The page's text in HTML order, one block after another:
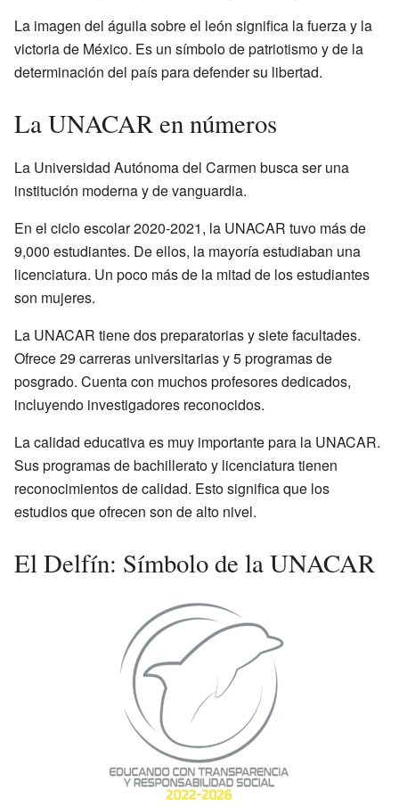
La imagen del águila sobre el león significa la fuerza y la
victoria de México. Es un símbolo de patriotismo y de la
determinación del país para defender su libertad.
La UNACAR en números
La Universidad Autónoma del Carmen busca ser una
institución moderna y de vanguardia.
En el ciclo escolar 2020-2021, la UNACAR tuvo más de
9,000 estudiantes. De ellos, la mayoría estudiaban una
licenciatura. Un poco más de la mitad de los estudiantes
son mujeres.
La UNACAR tiene dos preparatorias y siete facultades.
Ofrece 29 carreras universitarias y 5 programas de
posgrado. Cuenta con muchos profesores dedicados,
incluyendo investigadores reconocidos.
La calidad educativa es muy importante para la UNACAR.
Sus programas de bachillerato y licenciatura tienen
reconocimientos de calidad. Esto significa que los
estudios que ofrecen son de alto nivel.
El Delfín: Símbolo de la UNACAR